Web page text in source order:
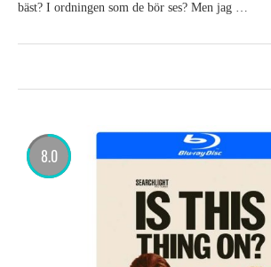
bäst? I ordningen som de bör ses? Men jag …
8.0